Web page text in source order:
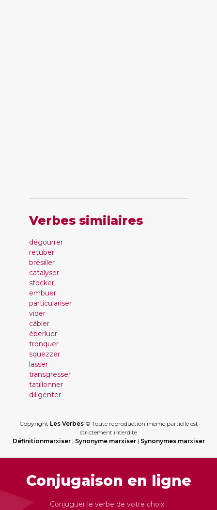
Verbes similaires
dégourrer
retuber
brésiller
catalyser
stocker
embuer
particulariser
vider
câbler
éberluer
tronquer
squezzer
lasser
transgresser
tatillonner
diligenter
Copyright Les Verbes© Toute reproduction même partielle est
strictement interdite
Définitionmarxiser| Synonyme marxiser| Synonymes marxiser
Conjugaison en ligne
Conjuguer le verbe de votre choix :